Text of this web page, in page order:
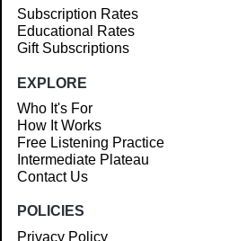
Subscription Rates
Educational Rates
Gift Subscriptions
EXPLORE
Who It's For
How It Works
Free Listening Practice
Intermediate Plateau
Contact Us
POLICIES
Privacy Policy